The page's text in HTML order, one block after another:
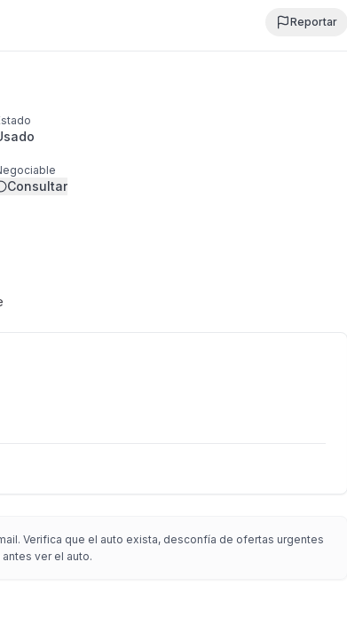
Reportar
Consultar
Verifica que el auto exista, desconfía de ofertas urgentes
ver el auto.